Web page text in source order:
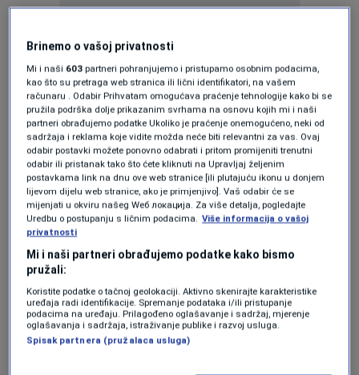
Više tema kao što je ova?
DANICA MOMČIČEVIĆ KORONA VIRUS KORONAVIRUS
Brinemo o vašoj privatnosti
Mi i naši 603 partneri pohranjujemo i pristupamo osobnim podacima,
kao što su pretraga web stranica ili lični identifikatori, na vašem
računaru . Odabir Prihvatam omogućava praćenje tehnologije kako bi se
pružila podrška dolje prikazanim svrhama na osnovu kojih mi i naši
partneri obrađujemo podatke Ukoliko je praćenje onemogućeno, neki od
sadržaja i reklama koje vidite možda neće biti relevantni za vas. Ovaj
odabir postavki možete ponovno odabrati i pritom promijeniti trenutni
odabir ili pristanak tako što ćete kliknuti na Upravljaj željenim
postavkama link na dnu ove web stranice [ili plutajuću ikonu u donjem
lijevom dijelu web stranice, ako je primjenjivo]. Vaš odabir će se
mijenjati u okviru našeg Wеб локација. Za više detalja, pogledajte
Uredbu o postupanju s ličnim podacima. Više informacija o vašoj
privatnosti
Mi i naši partneri obrađujemo podatke kako bismo
pružali:
Koristite podatke o tačnoj geolokaciji. Aktivno skenirajte karakteristike
uređaja radi identifikacije. Spremanje podataka i/ili pristupanje
podacima na uređaju. Prilagođeno oglašavanje i sadržaj, mjerenje
oglašavanja i sadržaja, istraživanje publike i razvoj usluga.
Spisak partnera (pružalaca usluga)